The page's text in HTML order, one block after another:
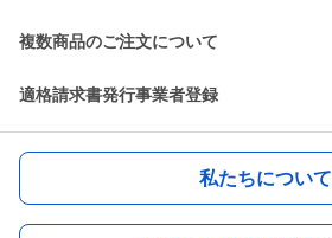
複数商品のご注文について
適格請求書発行事業者登録
私たちについて